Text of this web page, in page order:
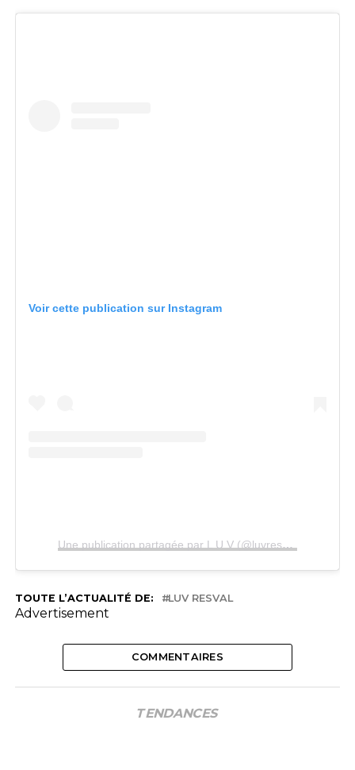
Voir cette publication sur Instagram
Une publication partagée par L U V (@luvresval)
TOUTE L’ACTUALITÉ DE: LUV RESVAL
Advertisement
COMMENTAIRES
TENDANCES